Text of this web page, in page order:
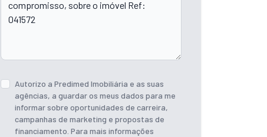
Autorizo a Predimed Imobiliária e as suas
agências, a guardar os meus dados para me
informar sobre oportunidades de carreira,
campanhas de marketing e propostas de
financiamento. Para mais informações